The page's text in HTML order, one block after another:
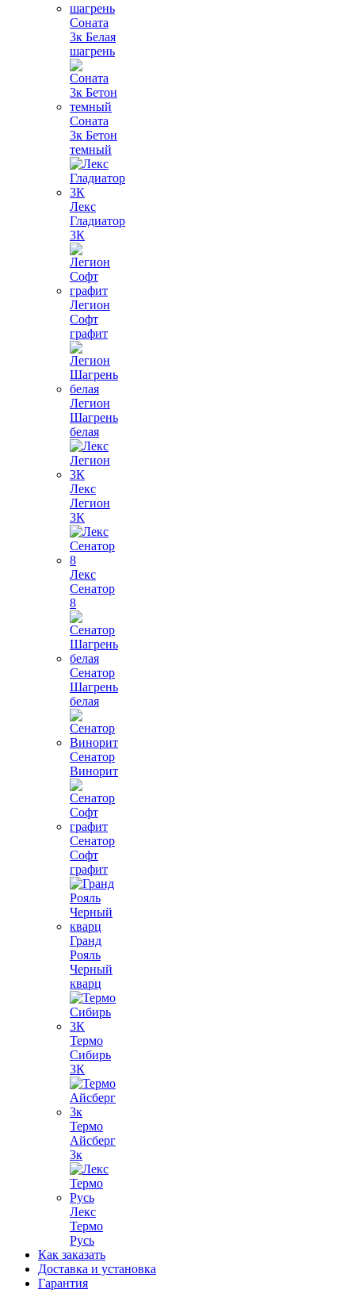
Соната
3к Белая
шагрень
Соната
3к Бетон
темный
Лекс
Гладиатор
3К
Легион
Софт
графит
Легион
Шагрень
белая
Лекс
Легион
3К
Лекс
Сенатор
8
Сенатор
Шагрень
белая
Сенатор
Винорит
Сенатор
Софт
графит
Гранд
Рояль
Черный
кварц
Термо
Сибирь
3К
Термо
Айсберг
3к
Лекс
Термо
Русь
Как заказать
Доставка и установка
Гарантия